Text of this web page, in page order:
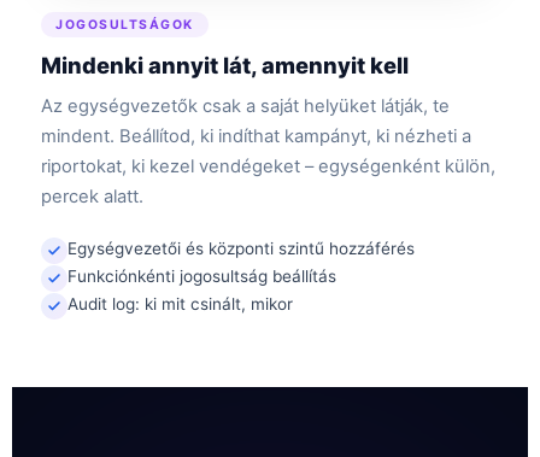
JOGOSULTSÁGOK
Mindenki annyit lát, amennyit kell
Az egységvezetők csak a saját helyüket látják, te
mindent. Beállítod, ki indíthat kampányt, ki nézheti a
riportokat, ki kezel vendégeket – egységenként külön,
percek alatt.
Egységvezetői és központi szintű hozzáférés
Funkciónkénti jogosultság beállítás
Audit log: ki mit csinált, mikor